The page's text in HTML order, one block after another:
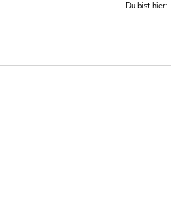
Du bist hier: